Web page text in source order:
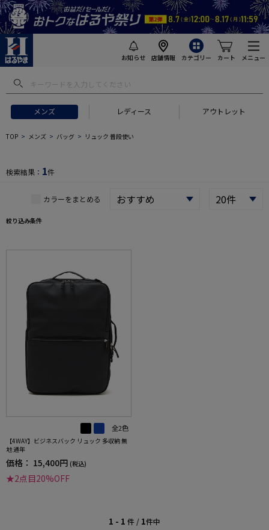
お知らせ 店舗情報 カテゴリー カート メニュー
メンズ レディース アウトレット
フトにおすすめ #セットアップ スーツ
TOP メンズ バッグ リュック 普段使い
検索結果： 1件
カラーをまとめる
絞り込み条件
全2色
【4WAY】ビジネスバック リュック 多収納 無
地 通年
価格： 15,400円 (税込)
★2点目20%OFF
1 - 1 件 / 1件中